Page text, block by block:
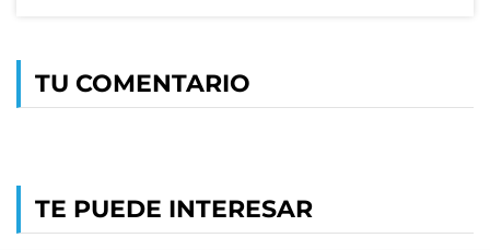
TU COMENTARIO
TE PUEDE INTERESAR